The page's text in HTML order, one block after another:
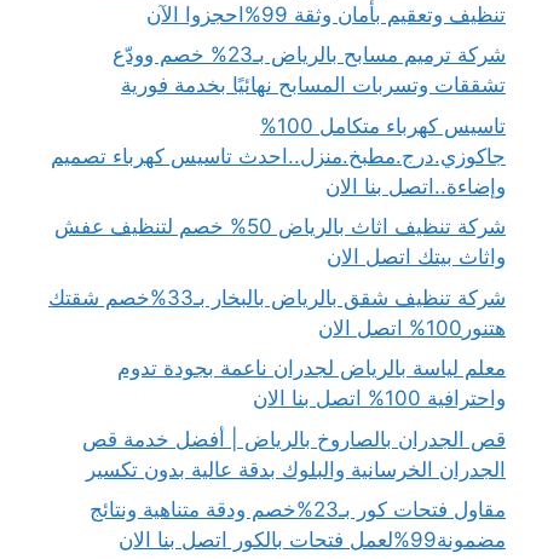
تنظيف وتعقيم بأمان وثقة 99%احجزوا الآن
شركة ترميم مسابح بالرياض بـ23% خصم وودّع
تشققات وتسربات المسابح نهائيًا بخدمة فورية
تاسيس كهرباء متكامل 100%
جاكوزي.درج.مطبخ.منزل..احدث تاسيس كهرباء تصميم
وإضاءة..اتصل بنا الان
شركة تنظيف اثاث بالرياض 50% خصم لتنظيف عفش
واثاث بيتك اتصل الان
شركة تنظيف شقق بالرياض بالبخار بـ33%خصم شقتك
هتنور100% اتصل الان
معلم لياسة بالرياض لجدران ناعمة بجودة تدوم
واحترافية 100% اتصل بنا الان
قص الجدران بالصاروخ بالرياض | أفضل خدمة قص
الجدران الخرسانية والبلوك بدقة عالية بدون تكسير
مقاول فتحات كور بـ23%خصم ودقة متناهية ونتائج
مضمونة99%لعمل فتحات بالكور اتصل بنا الان